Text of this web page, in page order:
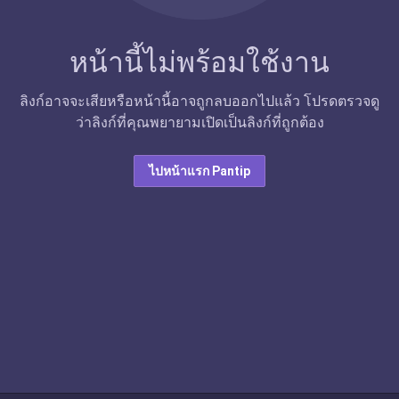
หน้านี้ไม่พร้อมใช้งาน
ลิงก์อาจจะเสียหรือหน้านี้อาจถูกลบออกไปแล้ว โปรดตรวจดู
ว่าลิงก์ที่คุณพยายามเปิดเป็นลิงก์ที่ถูกต้อง
ไปหน้าแรก Pantip